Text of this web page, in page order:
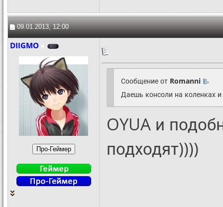
09.01.2013, 12:00
DIIGMO
Сообщение от Romanni
Даешь консоли на коленках
OYUA и
подходят))))